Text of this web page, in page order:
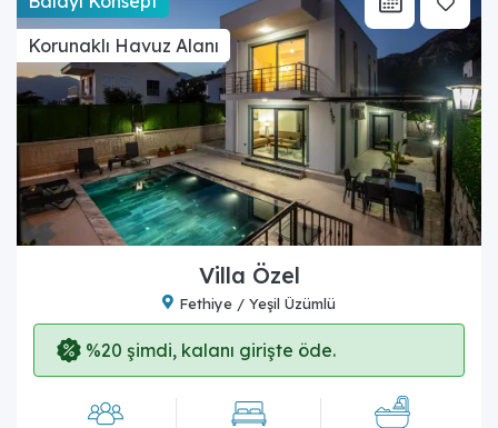
Korunaklı Havuz Alanı
Villa Özel
Fethiye / Yeşil Üzümlü
%20 şimdi, kalanı girişte öde.